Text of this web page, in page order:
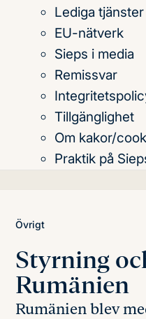
Lediga tjänster
EU-nätverk
Sieps i media
Remissvar
Tillgänglighet
Om kakor/
Praktik på
publikationernaTeman
Övrigt
Styrning
Rumänien
Rumänien blev